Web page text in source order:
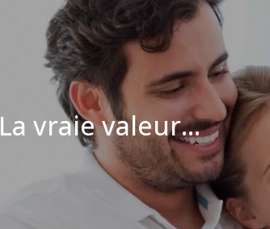
La vraie valeur...